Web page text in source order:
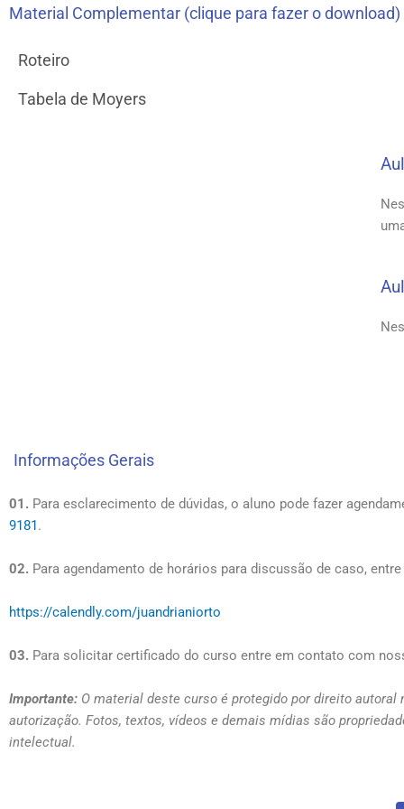
Material Complementar (clique para fazer o download)
Roteiro
Tabela de Moyers
Informações Gerais
01. Para esclarecimento de dúvidas, o aluno pode fazer
9181.
02. Para agendamento de horários para discussão de caso,
https://calendly.com/juandrianiorto
03. Para solicitar certificado do curso entre em contato com
Importante: O material deste curso é protegido por direito
autorização. Fotos, textos, vídeos e demais mídias são
intelectual.